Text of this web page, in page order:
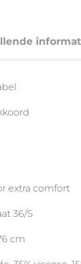
extra comfort
36/S
cm